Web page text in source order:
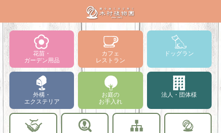
花苗・
ガーデン用品
カフェ
レストラン
ドッグラン
外構・
エクステリア
お庭の
お手入れ
法人・団体様